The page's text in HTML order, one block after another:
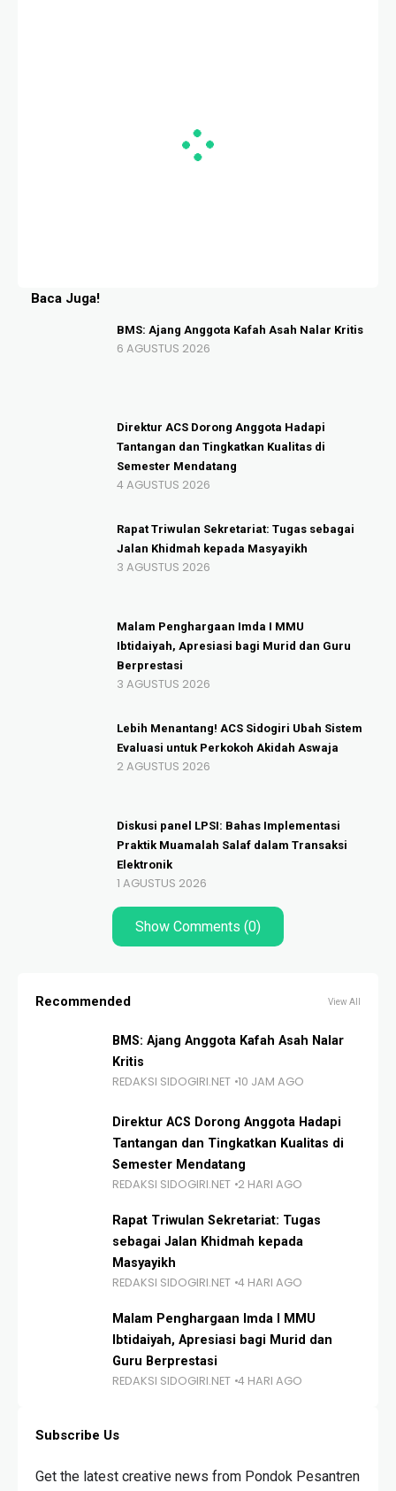
Baca Juga!
BMS: Ajang Anggota Kafah Asah Nalar Kritis
6 AGUSTUS 2026
Direktur ACS Dorong Anggota Hadapi
Tantangan dan Tingkatkan Kualitas di
Semester Mendatang
4 AGUSTUS 2026
Rapat Triwulan Sekretariat: Tugas sebagai
Jalan Khidmah kepada Masyayikh
3 AGUSTUS 2026
Malam Penghargaan Imda I MMU
Ibtidaiyah, Apresiasi bagi Murid dan Guru
Berprestasi
3 AGUSTUS 2026
Lebih Menantang! ACS Sidogiri Ubah Sistem
Evaluasi untuk Perkokoh Akidah Aswaja
2 AGUSTUS 2026
Diskusi panel LPSI: Bahas Implementasi
Praktik Muamalah Salaf dalam Transaksi
Elektronik
1 AGUSTUS 2026
Show Comments (0)
Recommended View All
BMS: Ajang Anggota Kafah Asah Nalar
Kritis
REDAKSI SIDOGIRI.NET 10 JAM AGO
Direktur ACS Dorong Anggota Hadapi
Tantangan dan Tingkatkan Kualitas di
Semester Mendatang
REDAKSI SIDOGIRI.NET 2 HARI AGO
Rapat Triwulan Sekretariat: Tugas
sebagai Jalan Khidmah kepada
Masyayikh
REDAKSI SIDOGIRI.NET 4 HARI AGO
Malam Penghargaan Imda I MMU
Ibtidaiyah, Apresiasi bagi Murid dan
Guru Berprestasi
REDAKSI SIDOGIRI.NET 4 HARI AGO
Subscribe Us
Get the latest creative news from Pondok Pesantren